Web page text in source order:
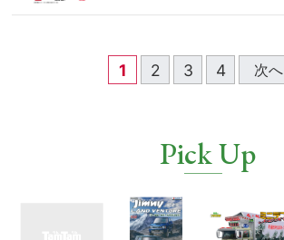
1 2 3 4 次へ
Pick Up